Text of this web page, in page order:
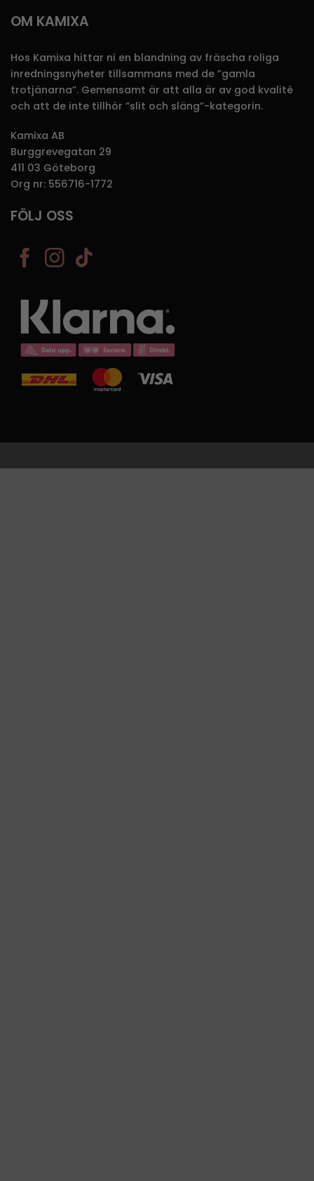
OM KAMIXA
Hos Kamixa hittar ni en blandning av fräscha roliga
inredningsnyheter tillsammans med de ”gamla
trotjänarna”. Gemensamt är att alla är av god kvalité
och att de inte tillhör ”slit och släng”-kategorin.
Kamixa AB
Burggrevegatan 29
411 03 Göteborg
Org nr: 556716-1772
FÖLJ OSS